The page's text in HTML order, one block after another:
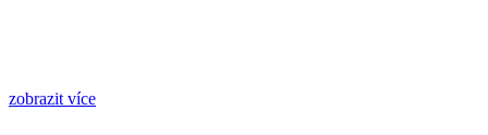
zobrazit více